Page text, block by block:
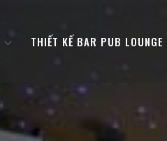
THIẾT KẾ BAR PUB LOUNGE